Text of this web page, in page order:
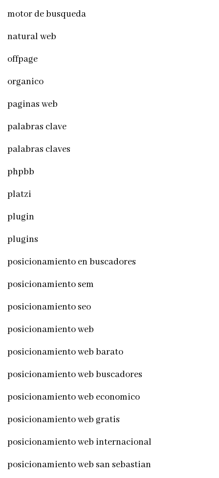
motor de busqueda
natural web
offpage
organico
paginas web
palabras clave
palabras claves
phpbb
platzi
plugin
plugins
posicionamiento en buscadores
posicionamiento sem
posicionamiento seo
posicionamiento web
posicionamiento web barato
posicionamiento web buscadores
posicionamiento web economico
posicionamiento web gratis
posicionamiento web internacional
posicionamiento web san sebastian